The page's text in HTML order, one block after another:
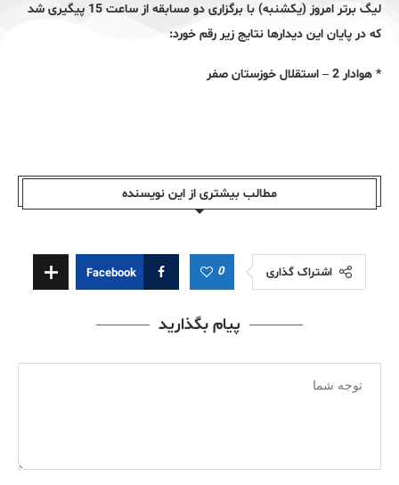
لیگ برتر امروز (یکشنبه) با برگزاری دو مسابقه از ساعت 15 پیگیری شد
که در پایان این دیدارها نتایج زیر رقم خورد:
* هوادار 2 – استقلال خوزستان صفر
مطالب بیشتری از این نویسندە
اشتراک گذاری 0
Facebook
پیام بگذارید